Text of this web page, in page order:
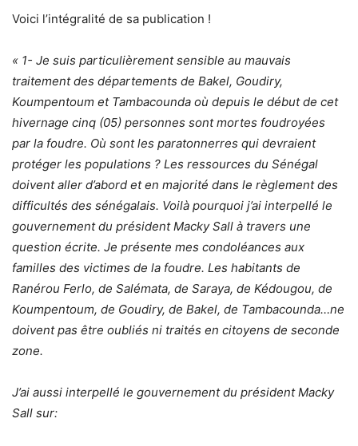
Voici l’intégralité de sa publication !
« 1- Je suis particulièrement sensible au mauvais
traitement des départements de Bakel, Goudiry,
Koumpentoum et Tambacounda où depuis le début de cet
hivernage cinq (05) personnes sont mortes foudroyées
par la foudre. Où sont les paratonnerres qui devraient
protéger les populations ? Les ressources du Sénégal
doivent aller d’abord et en majorité dans le règlement des
difficultés des sénégalais. Voilà pourquoi j’ai interpellé le
gouvernement du président Macky Sall à travers une
question écrite. Je présente mes condoléances aux
familles des victimes de la foudre. Les habitants de
Ranérou Ferlo, de Salémata, de Saraya, de Kédougou, de
Koumpentoum, de Goudiry, de Bakel, de Tambacounda…ne
doivent pas être oubliés ni traités en citoyens de seconde
zone.
J’ai aussi interpellé le gouvernement du président Macky
Sall sur: